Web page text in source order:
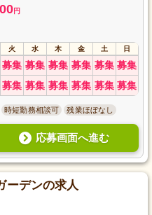
円
火 水 木 金 土 日
募集 募集 募集 募集 募集 募集
募集 募集 募集 募集 募集 募集
時短勤務相談可 残業ほぼなし
応募画面へ進む
ーデンの求人